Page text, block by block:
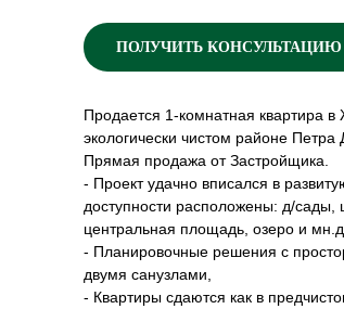
ПОЛУЧИТЬ КОНСУЛЬТАЦИЮ
Продается 1-комнатная
экологически чистом районе Петра
Прямая продажа от Застройщика.
- Проект удачно вписался в
доступности расположены: д/сады,
центральная площадь, озеро и
- Планировочные решения с
двумя санузлами,
- Квартиры сдаются как в